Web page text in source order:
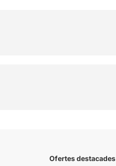
Ofertes destacades